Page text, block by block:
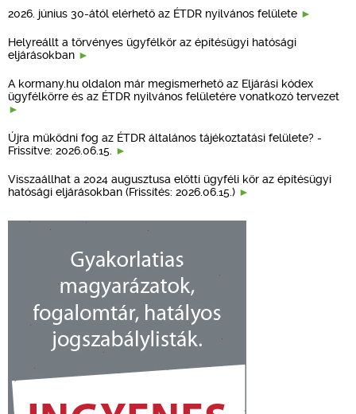
2026. június 30-ától elérhető az ÉTDR nyilvános felülete
Helyreállt a törvényes ügyfélkör az építésügyi hatósági
eljárásokban
A kormany.hu oldalon már megismerhető az Eljárási kódex
ügyfélkörre és az ÉTDR nyilvános felületére vonatkozó tervezet
Újra működni fog az ÉTDR általános tájékoztatási felülete? -
Frissítve: 2026.06.15.
Visszaállhat a 2024 augusztusa előtti ügyféli kör az építésügyi
hatósági eljárásokban (Frissítés: 2026.06.15.)